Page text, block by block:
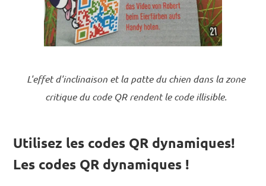
L'effet d'inclinaison et la patte du chien dans la zone
critique du code QR rendent le code illisible.
Utilisez les codes QR dynamiques!
Les codes QR dynamiques !